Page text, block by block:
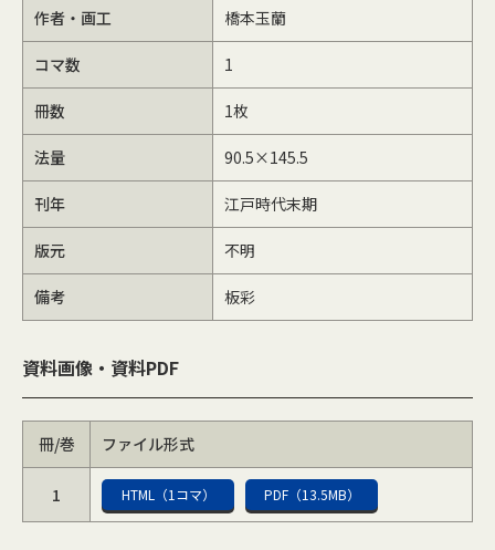
作者・画工 橋本玉蘭
コマ数 1
冊数 1枚
法量 90.5×145.5
刊年 江戸時代末期
版元 不明
備考 板彩
資料画像・資料PDF
冊/巻 ファイル形式
1 HTML（1コマ） PDF（13.5MB）